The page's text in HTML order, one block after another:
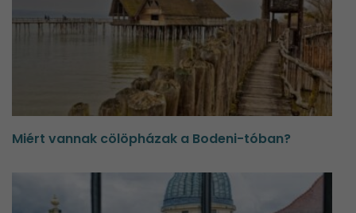
Miért vannak cölöpházak a Bodeni-tóban?